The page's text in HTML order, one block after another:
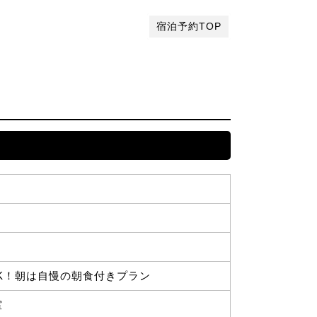
宿泊予約TOP
朝は自慢の朝食付きプラン